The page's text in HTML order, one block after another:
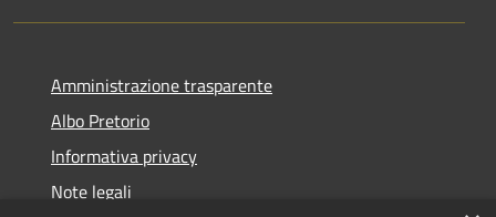
Amministrazione trasparente
Albo Pretorio
Informativa privacy
Note legali